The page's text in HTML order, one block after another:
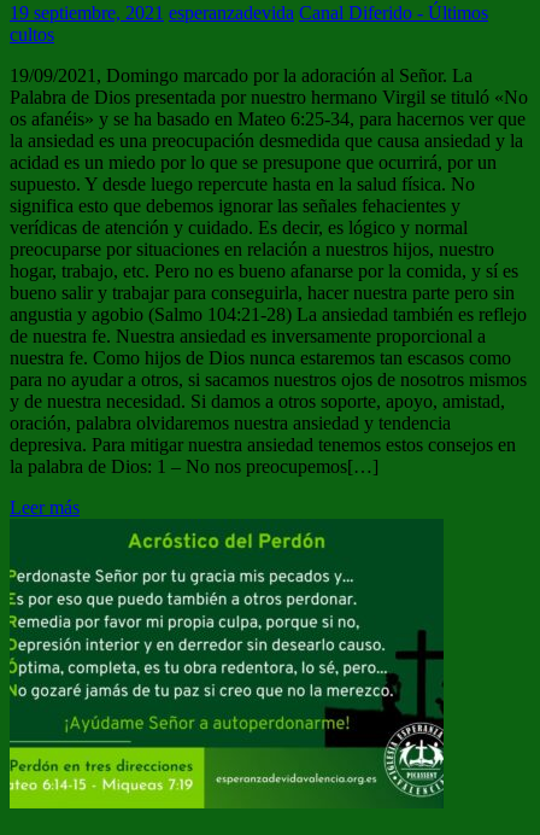
19 septiembre, 2021 esperanzadevida Canal Diferido - Últimos
cultos
19/09/2021, Domingo marcado por la adoración al Señor. La
Palabra de Dios presentada por nuestro hermano Virgil se tituló «No
os afanéis» y se ha basado en Mateo 6:25-34, para hacernos ver que
la ansiedad es una preocupación desmedida que causa ansiedad y la
acidad es un miedo por lo que se presupone que ocurrirá, por un
supuesto. Y desde luego repercute hasta en la salud física. No
significa esto que debemos ignorar las señales fehacientes y
verídicas de atención y cuidado. Es decir, es lógico y normal
preocuparse por situaciones en relación a nuestros hijos, nuestro
hogar, trabajo, etc. Pero no es bueno afanarse por la comida, y sí es
bueno salir y trabajar para conseguirla, hacer nuestra parte pero sin
angustia y agobio (Salmo 104:21-28) La ansiedad también es reflejo
de nuestra fe. Nuestra ansiedad es inversamente proporcional a
nuestra fe. Como hijos de Dios nunca estaremos tan escasos como
para no ayudar a otros, si sacamos nuestros ojos de nosotros mismos
y de nuestra necesidad. Si damos a otros soporte, apoyo, amistad,
oración, palabra olvidaremos nuestra ansiedad y tendencia
depresiva. Para mitigar nuestra ansiedad tenemos estos consejos en
la palabra de Dios: 1 – No nos preocupemos[…]
Leer más